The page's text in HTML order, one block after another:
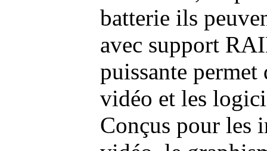
batterie ils
avec support
puissante permet
vidéo et les
Conçus pour les